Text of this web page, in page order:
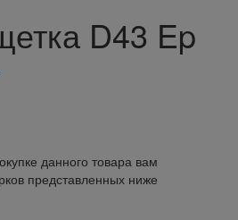
D43 Ep
данного товара вам
представленных ниже